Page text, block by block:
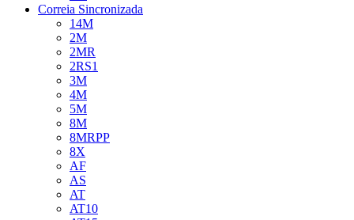
Correia Sincronizada
14M
2M
2MR
2RS1
3M
4M
5M
8M
8MRPP
8X
AF
AS
AT
AT10